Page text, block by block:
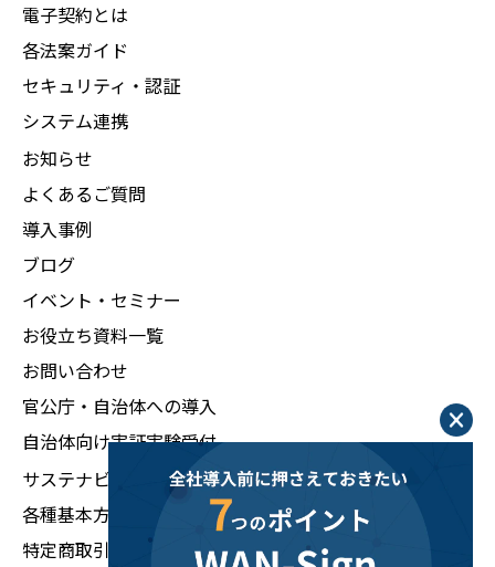
電子契約とは
各法案ガイド
セキュリティ・認証
システム連携
お知らせ
よくあるご質問
導入事例
ブログ
イベント・セミナー
お役立ち資料一覧
お問い合わせ
官公庁・自治体への導入
自治体向け実証実験受付
サステナビリティ
各種基本方針
特定商取引法に基づく表示